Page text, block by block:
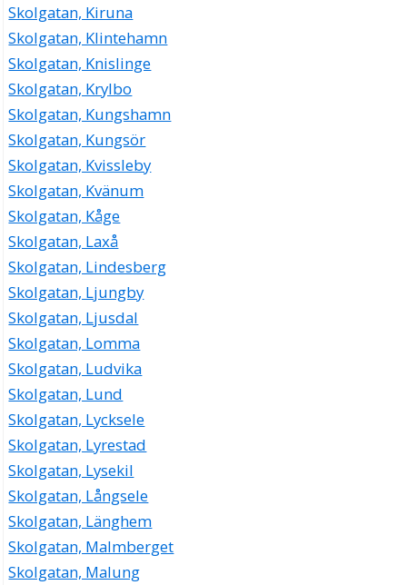
Skolgatan, Kiruna
Skolgatan, Klintehamn
Skolgatan, Knislinge
Skolgatan, Krylbo
Skolgatan, Kungshamn
Skolgatan, Kungsör
Skolgatan, Kvissleby
Skolgatan, Kvänum
Skolgatan, Kåge
Skolgatan, Laxå
Skolgatan, Lindesberg
Skolgatan, Ljungby
Skolgatan, Ljusdal
Skolgatan, Lomma
Skolgatan, Ludvika
Skolgatan, Lund
Skolgatan, Lycksele
Skolgatan, Lyrestad
Skolgatan, Lysekil
Skolgatan, Långsele
Skolgatan, Länghem
Skolgatan, Malmberget
Skolgatan, Malung